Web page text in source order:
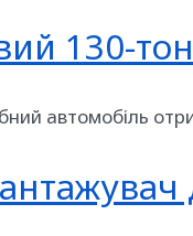
130-
автомобіль